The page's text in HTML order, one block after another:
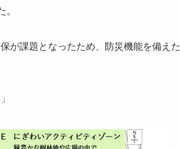
。
が課題となったため、防災機能を備えた
」